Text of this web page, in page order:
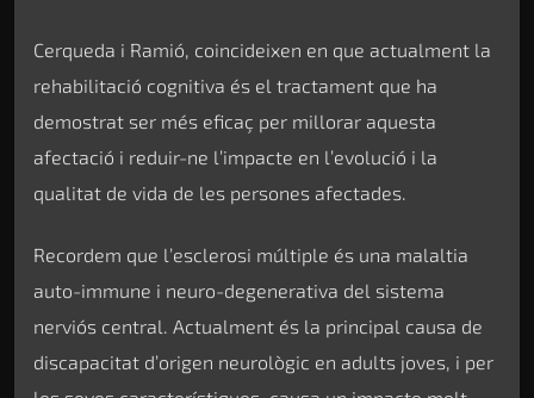
Cerqueda i Ramió, coincideixen en que actualment la
rehabilitació cognitiva és el tractament que ha
demostrat ser més eficaç per millorar aquesta
afectació i reduir-ne l’impacte en l’evolució i la
qualitat de vida de les persones afectades.
Recordem que l’esclerosi múltiple és una malaltia
auto-immune i neuro-degenerativa del sistema
nerviós central. Actualment és la principal causa de
discapacitat d’origen neurològic en adults joves, i per